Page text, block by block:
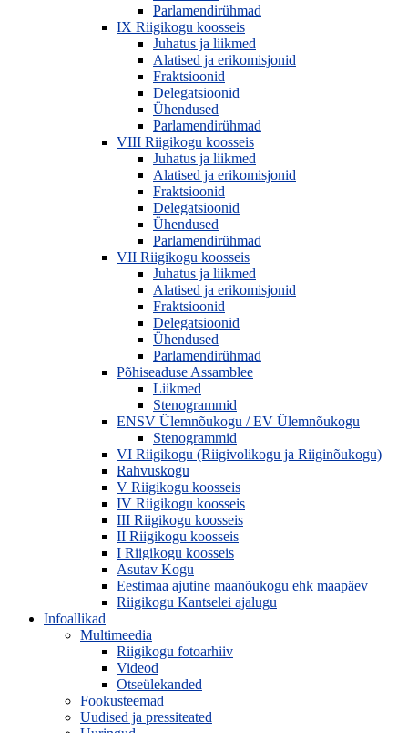
Parlamendirühmad
IX Riigikogu koosseis
Juhatus ja liikmed
Alatised ja erikomisjonid
Fraktsioonid
Delegatsioonid
Ühendused
Parlamendirühmad
VIII Riigikogu koosseis
Juhatus ja liikmed
Alatised ja erikomisjonid
Fraktsioonid
Delegatsioonid
Ühendused
Parlamendirühmad
VII Riigikogu koosseis
Juhatus ja liikmed
Alatised ja erikomisjonid
Fraktsioonid
Delegatsioonid
Ühendused
Parlamendirühmad
Põhiseaduse Assamblee
Liikmed
Stenogrammid
ENSV Ülemnõukogu / EV Ülemnõukogu
Stenogrammid
VI Riigikogu (Riigivolikogu ja Riiginõukogu)
Rahvuskogu
V Riigikogu koosseis
IV Riigikogu koosseis
III Riigikogu koosseis
II Riigikogu koosseis
I Riigikogu koosseis
Asutav Kogu
Eestimaa ajutine maanõukogu ehk maapäev
Riigikogu Kantselei ajalugu
Infoallikad
Multimeedia
Riigikogu fotoarhiiv
Videod
Otseülekanded
Fookusteemad
Uudised ja pressiteated